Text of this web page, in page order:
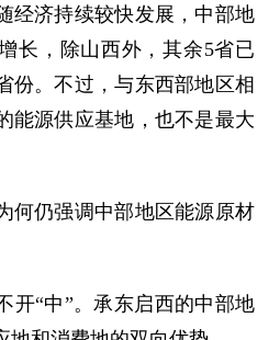
济持续较快发展，中部地
长，除山西外，其余5省已
份。不过，与东西部地区相
能源供应基地，也不是最大
仍强调中部地区能源原材
“中”。承东启西的中部地